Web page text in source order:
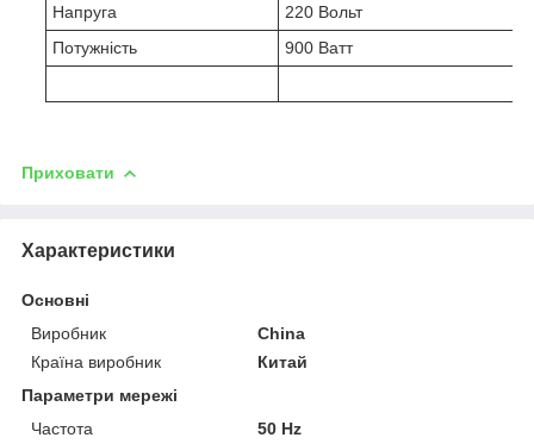
Напруга
220 Вольт
Потужність
900 Ватт
Приховати
Характеристики
Основні
Виробник
China
Країна виробник
Китай
Параметри мережі
Частота
50 Hz